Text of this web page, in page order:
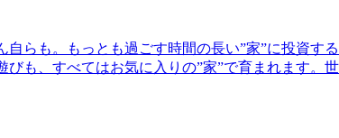
らも。もっとも過ごす時間の長い”家”に投資す
も、すべてはお気に入りの”家”で育まれます。